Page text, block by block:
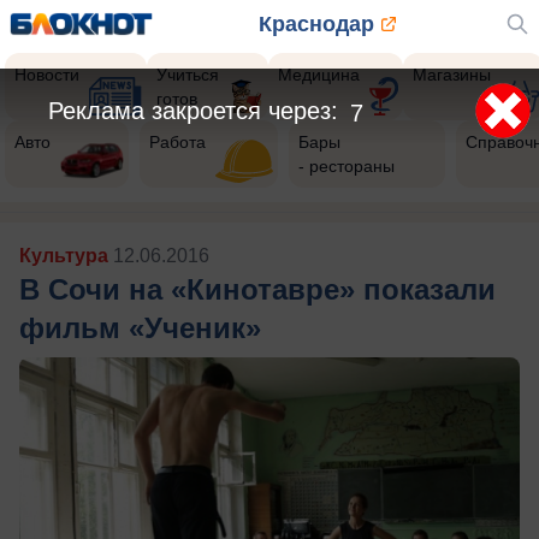
Краснодар
Новости
Учиться
готов
Медицина Магазины
Авто Работа
Бары
- рестораны
Культура 12.06.2016
В Сочи на «Кинотавре» показали
фильм «Ученик»
5
Реклама закроется через: